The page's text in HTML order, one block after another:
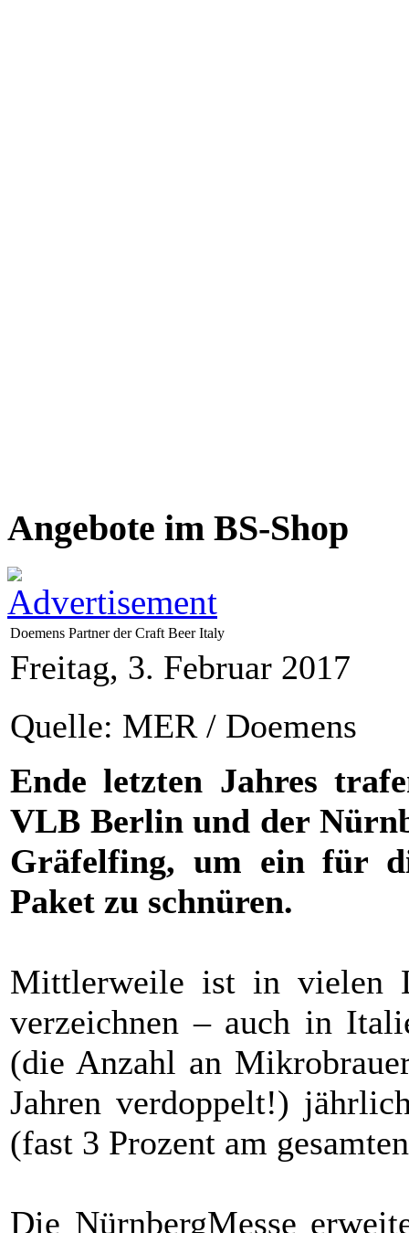
Angebote im BS-Shop
Doemens Partner der Craft Beer Italy
Freitag, 3. Februar 2017
Quelle: MER / Doemens
Ende letzten Jahres
VLB Berlin und der
Gräfelfing, um ein für
Paket zu schnüren.
Mittlerweile ist in vielen
verzeichnen – auch in
(die Anzahl an
Jahren verdoppelt!)
(fast 3 Prozent am
Die NürnbergMesse